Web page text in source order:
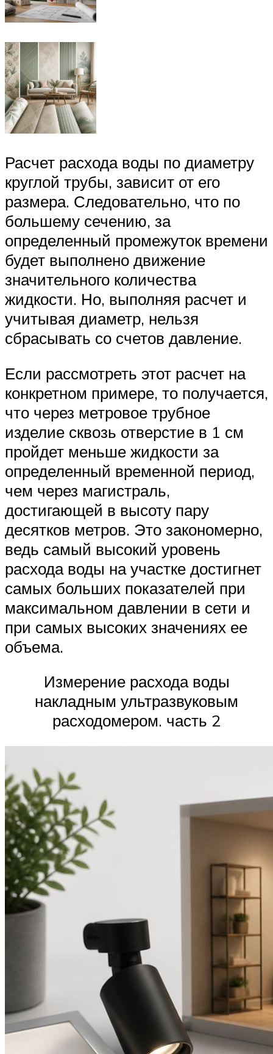
Расчет расхода воды по диаметру
круглой трубы, зависит от его
размера. Следовательно, что по
большему сечению, за
определенный промежуток времени
будет выполнено движение
значительного количества
жидкости. Но, выполняя расчет и
учитывая диаметр, нельзя
сбрасывать со счетов давление.
Если рассмотреть этот расчет на
конкретном примере, то получается,
что через метровое трубное
изделие сквозь отверстие в 1 см
пройдет меньше жидкости за
определенный временной период,
чем через магистраль,
достигающей в высоту пару
десятков метров. Это закономерно,
ведь самый высокий уровень
расхода воды на участке достигнет
самых больших показателей при
максимальном давлении в сети и
при самых высоких значениях ее
объема.
Измерение расхода воды
накладным ультразвуковым
расходомером. часть 2